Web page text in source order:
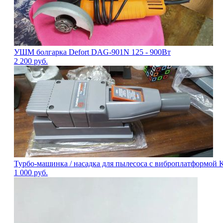
УШМ болгарка Defort DAG-901N 125 - 900Вт
2 200 руб.
Турбо-машинка / насадка для пылесоса с виброплатформой
1 000 руб.